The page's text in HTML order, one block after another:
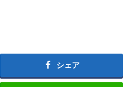
シェア